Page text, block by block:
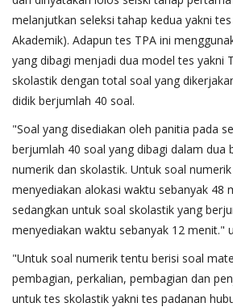
melanjutkan seleksi tahap kedua yakni
Akademik). Adapun tes TPA ini
yang dibagi menjadi dua model tes yakni
skolastik dengan total soal yang
didik berjumlah 40 soal.
"Soal yang disediakan oleh panitia pada
berjumlah 40 soal yang dibagi dalam dua
numerik dan skolastik. Untuk soal
menyediakan alokasi waktu sebanyak 48
sedangkan untuk soal skolastik yang
menyediakan waktu sebanyak 12 menit."
"Untuk soal numerik tentu berisi soal
pembagian, perkalian, pembagian dan
untuk tes skolastik yakni tes padanan